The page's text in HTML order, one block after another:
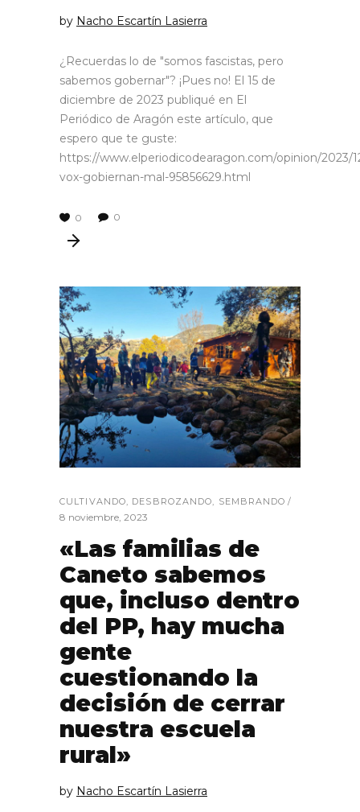
by Nacho Escartín Lasierra
¿Recuerdas lo de "somos fascistas, pero
sabemos gobernar"? ¡Pues no! El 15 de
diciembre de 2023 publiqué en El
Periódico de Aragón este artículo, que
espero que te guste:
https://www.elperiodicodearagon.com/opinion/2023/
vox-gobiernan-mal-95856629.html
0 0
CULTIVANDO, DESBROZANDO, SEMBRANDO
8 noviembre, 2023
«Las familias de
Caneto sabemos
que, incluso dentro
del PP, hay mucha
gente
cuestionando la
decisión de cerrar
nuestra escuela
rural»
by Nacho Escartín Lasierra